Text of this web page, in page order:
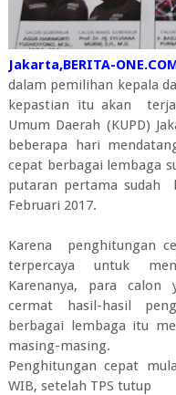
Jakarta,BERITA-
dalam pemilihan kepala
kepastian itu akan
Umum Daerah (KUPD)
beberapa hari
cepat berbagai lembaga
putaran pertama sudah
Februari 2017.
Karena penghitungan
terpercaya untuk
Karenanya, para calon
cermat hasil-hasil
berbagai lembaga itu
masing-masing.
Penghitungan cepat
WIB, setelah TPS tutup